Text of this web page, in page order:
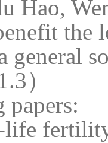
Hao,
the
general
）
papers: